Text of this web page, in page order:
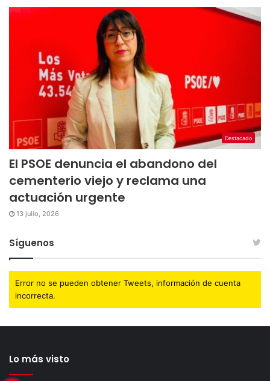
Destacado
El PSOE denuncia el abandono del
cementerio viejo y reclama una
actuación urgente
13 julio, 2026
Síguenos
Error no se pueden obtener Tweets, información de cuenta
incorrecta.
Lo más visto